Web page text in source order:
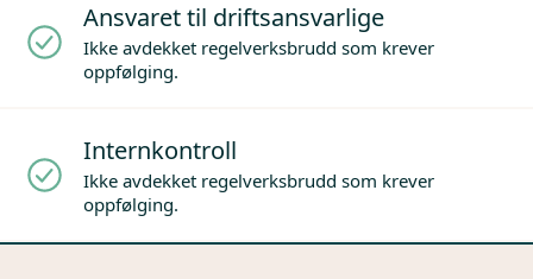
Ansvaret til driftsansvarlige
Ikke avdekket regelverksbrudd som krever
oppfølging.
Internkontroll
Ikke avdekket regelverksbrudd som krever
oppfølging.